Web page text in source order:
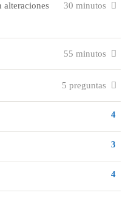
30 minutos
55 minutos
5 preguntas
4
3
4